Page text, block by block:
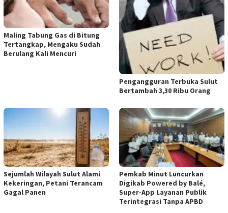
Maling Tabung Gas di Bitung
Tertangkap, Mengaku Sudah
Berulang Kali Mencuri
Pengangguran Terbuka Sulut
Bertambah 3,30 Ribu Orang
Sejumlah Wilayah Sulut Alami
Kekeringan, Petani Terancam
Gagal Panen
Pemkab Minut Luncurkan
Digikab Powered by Balé,
Super-App Layanan Publik
Terintegrasi Tanpa APBD